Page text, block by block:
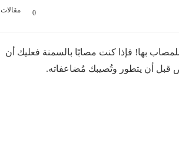
مقالات 0
بها! فإذا كنت مصابًا بالسمنة فعليك أن
أن يتطور وتُصيبك مُضاعفاته.